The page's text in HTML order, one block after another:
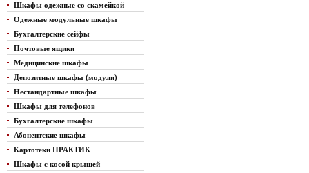
Шкафы одежные со скамейкой
Одежные модульные шкафы
Бухгалтерские сейфы
Почтовые ящики
Медицинские шкафы
Депозитные шкафы (модули)
Нестандартные шкафы
Шкафы для телефонов
Бухгалтерские шкафы
Абонентские шкафы
Картотеки ПРАКТИК
Шкафы с косой крышей